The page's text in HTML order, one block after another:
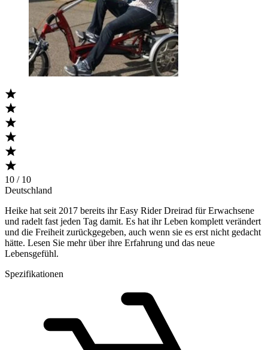
10 / 10
Deutschland
Heike hat seit 2017 bereits ihr Easy Rider Dreirad für Erwachsene
und radelt fast jeden Tag damit. Es hat ihr Leben komplett verändert
und die Freiheit zurückgegeben, auch wenn sie es erst nicht gedacht
hätte. Lesen Sie mehr über ihre Erfahrung und das neue
Lebensgefühl.
Spezifikationen